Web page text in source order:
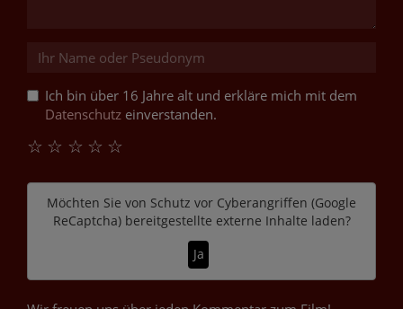
Ich bin über 16 Jahre alt und erkläre mich mit dem
Datenschutz einverstanden.
☆
☆
☆
☆
☆
Möchten Sie von Schutz vor Cyberangriffen (Google
ReCaptcha)bereitgestellte externe Inhalte laden?
Ja